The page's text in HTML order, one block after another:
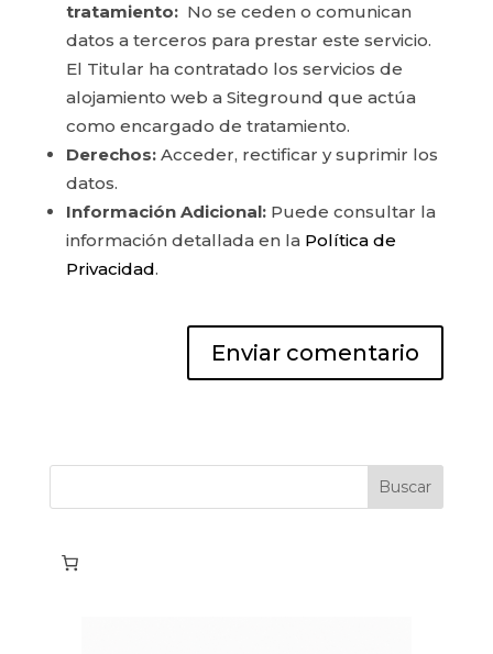
tratamiento:No se ceden o comunican
datos a terceros para prestar este servicio.
El Titular ha contratado los servicios de
alojamiento web a Siteground que actúa
como encargado de tratamiento.
Derechos:Acceder, rectificar y suprimir los
datos.
Información Adicional:Puede consultar la
información detallada en la Política de
Privacidad.